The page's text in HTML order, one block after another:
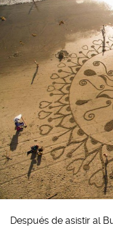
Después de asistir al